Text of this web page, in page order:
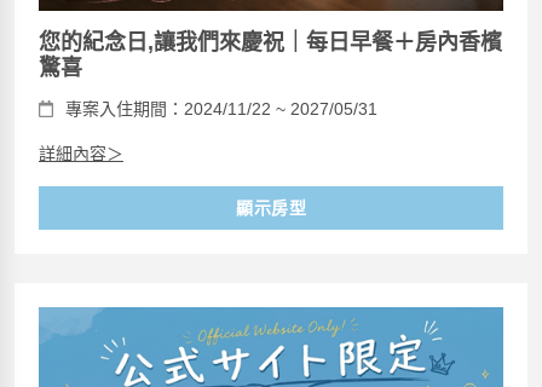
您的紀念日,讓我們來慶祝｜每日早餐＋房內香檳
驚喜
專案入住期間：2024/11/22 ~ 2027/05/31
詳細內容＞
顯示房型